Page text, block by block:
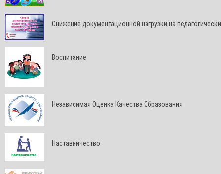
Снижение документационной нагрузки на
Воспитание
Независимая Оценка Качества Образования
Наставничество